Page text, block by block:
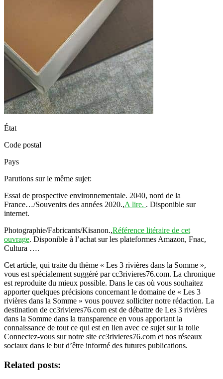
État
Code postal
Pays
Parutions sur le même sujet:
Essai de prospective environnementale. 2040, nord de la
France…/Souvenirs des années 2020.,A lire. . Disponible sur
internet.
Photographie/Fabricants/Kisanon.,Référence litéraire de cet
ouvrage. Disponible à l’achat sur les plateformes Amazon, Fnac,
Cultura ….
Cet article, qui traite du thème « Les 3 rivières dans la Somme »,
vous est spécialement suggéré par cc3rivieres76.com. La chronique
est reproduite du mieux possible. Dans le cas où vous souhaitez
apporter quelques précisions concernant le domaine de « Les 3
rivières dans la Somme » vous pouvez solliciter notre rédaction. La
destination de cc3rivieres76.com est de débattre de Les 3 rivières
dans la Somme dans la transparence en vous apportant la
connaissance de tout ce qui est en lien avec ce sujet sur la toile
Connectez-vous sur notre site cc3rivieres76.com et nos réseaux
sociaux dans le but d’être informé des futures publications.
Related posts: